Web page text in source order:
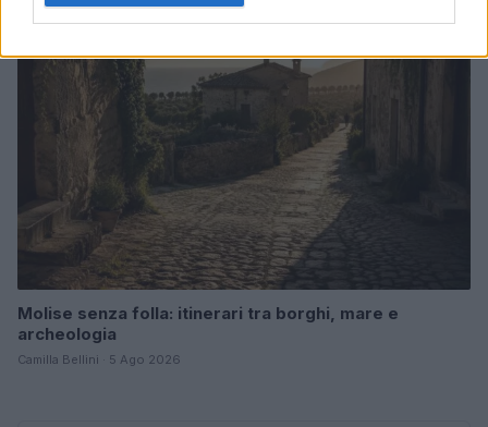
LUOGHI DA VEDERE
Molise senza folla: itinerari tra borghi, mare e
archeologia
Camilla Bellini · 5 Ago 2026